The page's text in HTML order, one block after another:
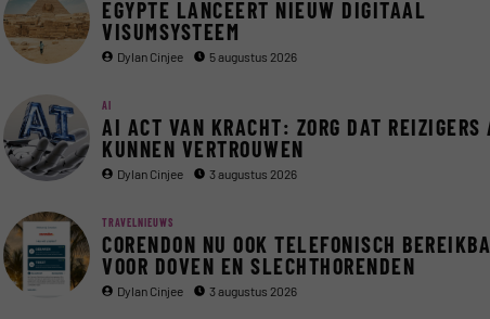
EGYPTE LANCEERT NIEUW DIGITAAL
VISUMSYSTEEM
Dylan Cinjee 5 augustus 2026
AI
AI ACT VAN KRACHT: ZORG DAT REIZIGERS
KUNNEN VERTROUWEN
Dylan Cinjee 3 augustus 2026
TRAVELNIEUWS
CORENDON NU OOK TELEFONISCH
VOOR DOVEN EN SLECHTHORENDEN
Dylan Cinjee 3 augustus 2026